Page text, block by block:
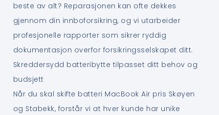
beste av alt? Reparasjonen kan ofte dekkes
gjennom din innboforsikring, og vi utarbeider
profesjonelle rapporter som sikrer ryddig
dokumentasjon overfor forsikringsselskapet ditt.
Skreddersydd batteribytte tilpasset ditt behov og
budsjett
Når du skal skifte batteri MacBook Air pris Skøyen
og Stabekk, forstår vi at hver kunde har unike